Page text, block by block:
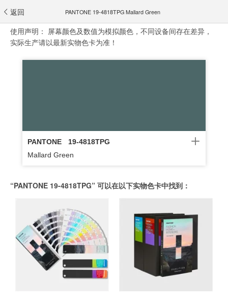
返回 PANTONE 19-4818TPG Mallard Green
使用声明： 屏幕颜色及数值为模拟颜色，不同设备间存在差异，
实际生产请以最新实物色卡为准！
PANTONE
19-4818TPG
Mallard Green
“PANTONE 19-4818TPG” 可以在以下实物色卡中找到：